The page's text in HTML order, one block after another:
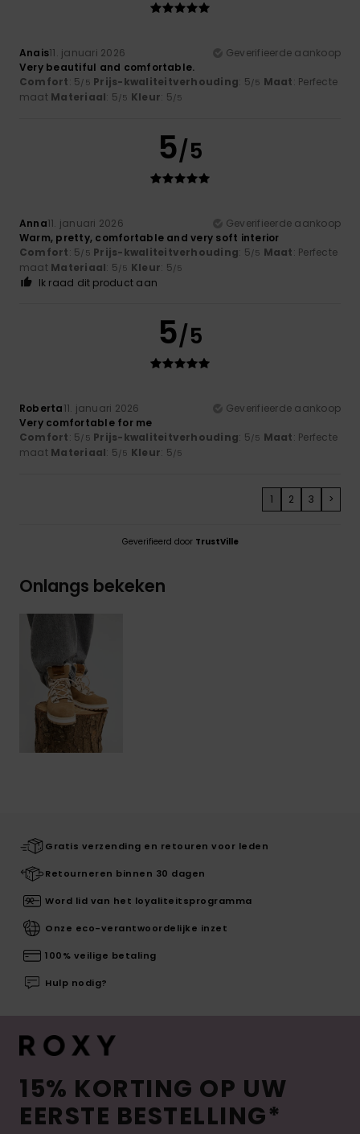
Anais11. januari 2026
Geverifieerde aankoop
Very beautiful and comfortable.
Comfort: 5/5 Prijs-kwaliteitverhouding: 5/5 Maat: Perfecte
maat Materiaal: 5/5 Kleur: 5/5
5/5
Anna11. januari 2026
Geverifieerde aankoop
Warm, pretty, comfortable and very soft interior
Comfort: 5/5 Prijs-kwaliteitverhouding: 5/5 Maat: Perfecte
maat Materiaal: 5/5 Kleur: 5/5
Ik raad dit product aan
5/5
Roberta11. januari 2026
Geverifieerde aankoop
Very comfortable for me
Comfort: 5/5 Prijs-kwaliteitverhouding: 5/5 Maat: Perfecte
maat Materiaal: 5/5 Kleur: 5/5
1 2 3 >
Geverifieerd door TrustVille
Onlangs bekeken
Gratis verzending en retouren voor leden
Retourneren binnen 30 dagen
Word lid van het loyaliteitsprogramma
Onze eco-verantwoordelijke inzet
100% veilige betaling
Hulp nodig?
15% KORTING OP UW
EERSTE BESTELLING*